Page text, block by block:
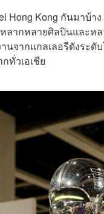
Kong กันมาบ้า
ลากหลายศิลปินและห
นจากแกลเลอรีดังระ
ทั่วเอเชีย